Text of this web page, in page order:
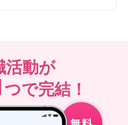
活動が
つで完結！